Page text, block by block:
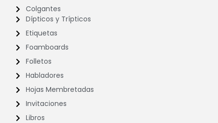
Colgantes
Dípticos y Trípticos
Etiquetas
Foamboards
Folletos
Habladores
Hojas Membretadas
Invitaciones
Libros